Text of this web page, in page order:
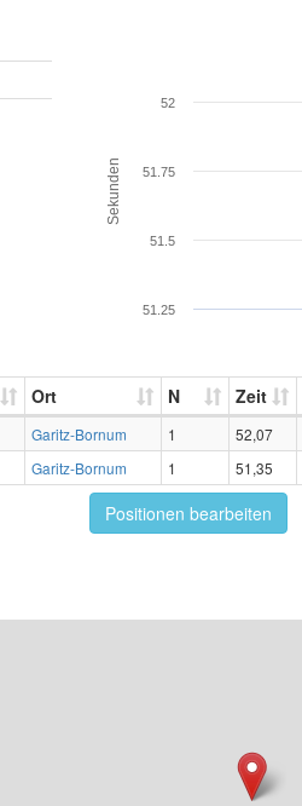
Sekunden
51.25
51.5
51.75
52
Ort N Zeit
Garitz-Bornum 1
52,07
Garitz-Bornum 1 51,35
Positionen bearbeiten